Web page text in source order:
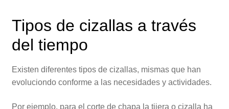
Tipos de cizallas a través
del tiempo
Existen diferentes tipos de cizallas, mismas que han
evoluciondo conforme a las necesidades y actividades.
Por ejemplo, para el corte de chapa la tijera o cizalla ha